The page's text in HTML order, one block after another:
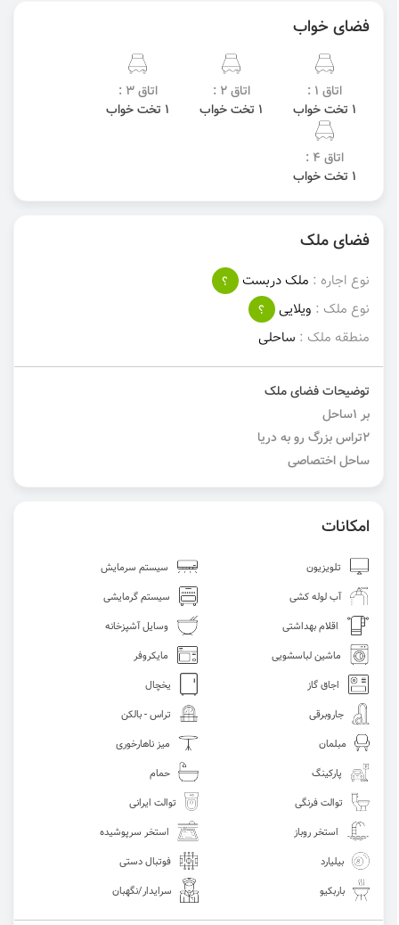
فضای خواب
اتاق 1 :
1 تخت خواب
اتاق 2 :
1 تخت خواب
اتاق 3 :
1 تخت خواب
اتاق 4 :
1 تخت خواب
فضای ملک
نوع اجاره : ملک دربست
؟
نوع ملک : ویلایی
؟
منطقه ملک : ساحلی
توضیحات فضای ملک
بر ۱ساحل
۲تراس بزرگ رو به دریا
ساحل اختصاصی
امکانات
تلویزیون
سیستم سرمایش
آب لوله کشی
سیستم گرمایشی
اقلام بهداشتی
وسایل آشپزخانه
ماشین لباسشویی
مایکروفر
اجاق گاز
یخچال
جاروبرقی
تراس - بالکن
مبلمان
میز ناهارخوری
پارکینگ
حمام
توالت فرنگی
توالت ایرانی
استخر روباز
استخر سرپوشیده
بیلیارد
فوتبال دستی
باربکیو
سرایدار/نگهبان